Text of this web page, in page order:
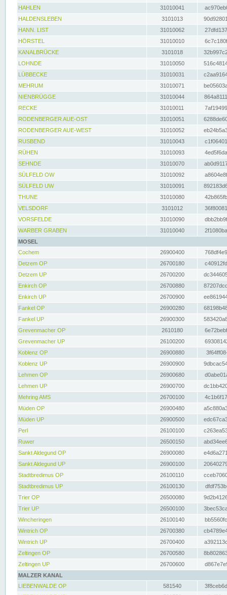
HAHLEN
31010041
HALDENSLEBEN
3101013
HANN. LIST
31010062
HÖRSTEL
31010010
KANALBRÜCKE
3101018
LOHNDE
31010050
LÜBBECKE
31010031
MEHRUM
31010071
NIENBRÜGGE
31010044
RECKE
31010011
RODENBERGER AUE-OST
31010051
RODENBERGER AUE-WEST
31010052
RUSBEND
31010043
RÜHEN
31010093
SEHNDE
31010070
SÜLFELD OW
31010092
SÜLFELD UW
31010091
THUNE
31010080
VELSDORF
3101012
VORSFELDE
31010090
WARBER GRABEN
31010040
MOSEL
Cochem
26900400
Detzem OP
26700180
Detzem UP
26700200
Enkirch OP
26700880
Enkirch UP
26700900
Fankel OP
26900280
Fankel UP
26900300
Grevenmacher OP
2610180
Grevenmacher UP
26100200
Koblenz OP
26900880
Koblenz UP
26900900
Lehmen OP
26900680
Lehmen UP
26900700
Mehring AMS
26700100
Müden OP
26900480
Müden UP
26900500
Perl
26100100
Ruwer
26500150
Sankt Aldegund OP
26900080
Sankt Aldegund UP
26900100
Stadtbredimus OP
26100110
Stadtbredimus UP
26100130
Trier OP
26500080
Trier UP
26500100
Wincheringen
26100140
Wintrich OP
26700380
Wintrich UP
26700400
Zeltingen OP
26700580
Zeltingen UP
26700600
MALZER KANAL
LIEBENWALDE OP
581540